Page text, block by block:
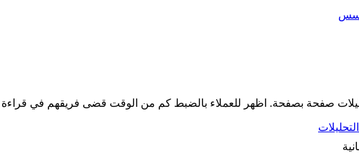
صفحة بصفحة. اظهر للعملاء بالضبط كم من الوقت قضى فريقهم في قراءة